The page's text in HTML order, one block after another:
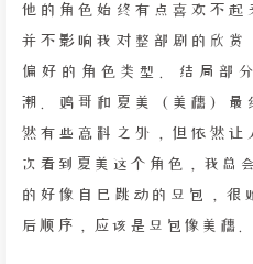
他的角色始终有点喜欢不
并不影响我对整部剧的欣赏
偏好的角色类型。结局部
潮。鸡哥和夏美（美穗）最
然有些意料之外，但依然
次看到夏美这个角色，我总
的好像自己跳动的豆包，很
后顺序，应该是豆包像美穗。